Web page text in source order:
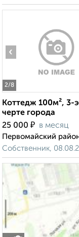
2/8
‹
Коттедж 100м², 3-
черте города
25 000 ₽ в месяц
Первомайский
Собственник,